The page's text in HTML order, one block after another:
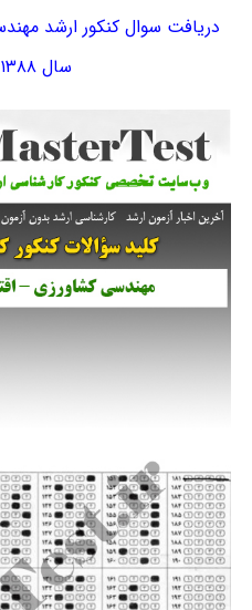
دریافت سوال کنکور ارشد
سال ۱۳۸۸-کد ۱۳۰۴